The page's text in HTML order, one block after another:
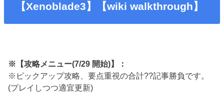
【Xenoblade3】【wiki walkthrough】
※【攻略メニュー(7/29 開始)】：
※ピックアップ攻略、要点重視の合計??記事勝負です。
(プレイしつつ適宜更新)